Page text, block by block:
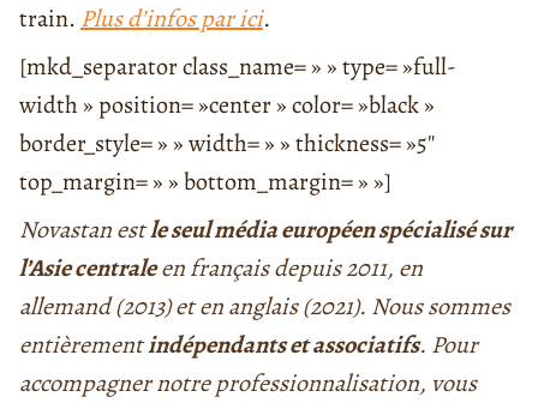
train. Plus d’infos par ici.
[mkd_separator class_name= » » type= »full-
width » position= »center » color= »black »
border_style= » » width= » » thickness= »5″
top_margin= » » bottom_margin= » »]
Novastan estle seul média européen spécialisé sur
l’Asie centraleen français depuis 2011, en
allemand (2013) et en anglais (2021). Nous sommes
entièrementindépendants et associatifs. Pour
accompagner notre professionnalisation, vous